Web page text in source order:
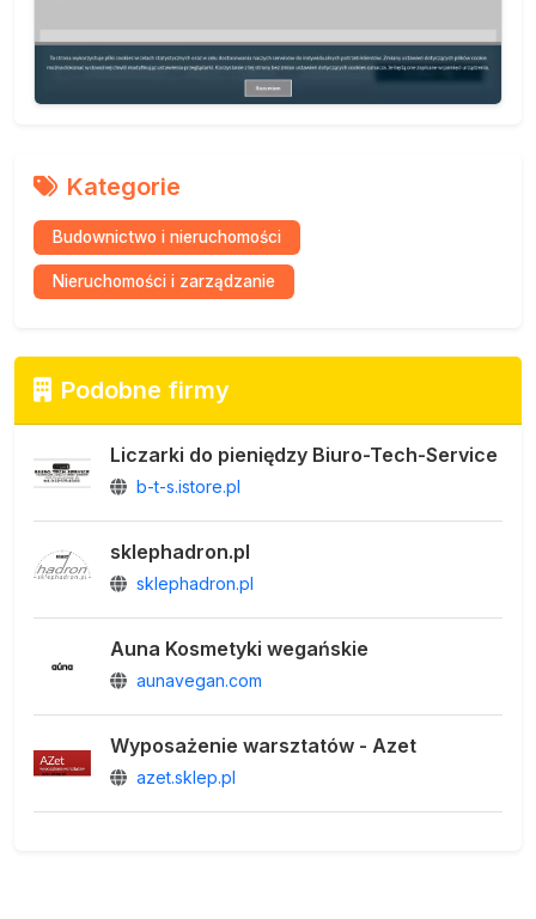
Kategorie
Budownictwo i nieruchomości
Nieruchomości i zarządzanie
Podobne firmy
Liczarki do pieniędzy Biuro-Tech-Service
b-t-s.istore.pl
sklephadron.pl
sklephadron.pl
Auna Kosmetyki wegańskie
aunavegan.com
Wyposażenie warsztatów - Azet
azet.sklep.pl